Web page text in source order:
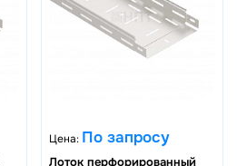
Цена: По запросу
Лоток перфорированный